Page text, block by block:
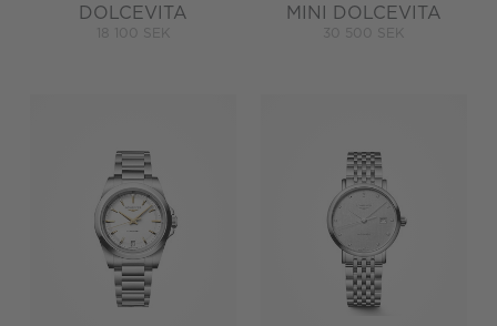
DOLCEVITA
18 100 SEK
MINI DOLCEVITA
30 500 SEK